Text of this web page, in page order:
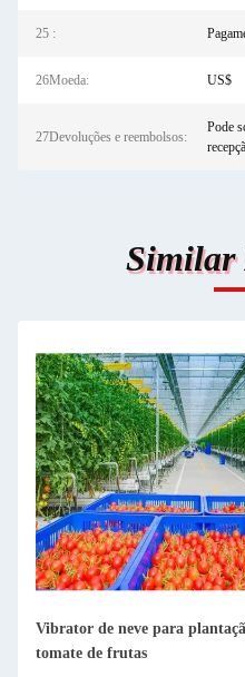
25 :
26Moeda: US$
27Devoluções e reembolsos:
Pode
Similar
Vibrator de neve para
tomate de frutas